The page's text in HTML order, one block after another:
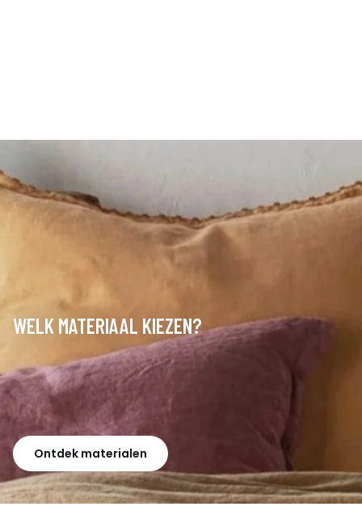
WELK MATERIAAL KIEZEN?
Ontdek materialen